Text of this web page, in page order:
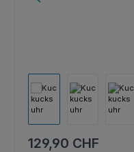
Regulärer Preis:
129,90 CHF